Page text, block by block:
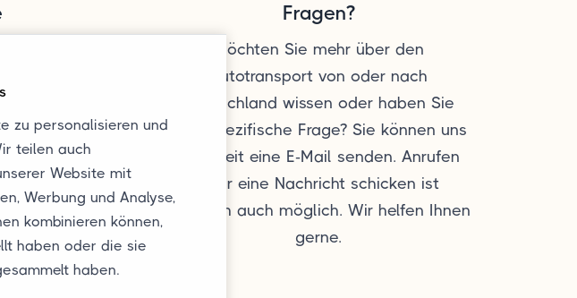
und
und dem
Durchschnitt
200 € und
Fragen?
Möchten Sie mehr über den
Autotransport von oder nach
Deutschland wissen oder haben Sie
eine spezifische Frage? Sie können uns
jederzeit eine E-Mail senden. Anrufen
oder eine Nachricht schicken ist
natürlich auch möglich. Wir helfen Ihnen
gerne.
zu personalisieren und
teilen auch
Website mit
Werbung und Analyse,
kombinieren können,
haben oder die sie
haben.